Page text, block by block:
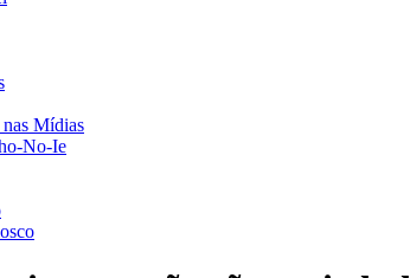
Mídias
No-Ie